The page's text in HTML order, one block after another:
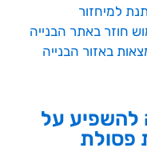
למיחזור
חוזר באתר הבנייה
באזור הבנייה
להשפיע על
פסולת